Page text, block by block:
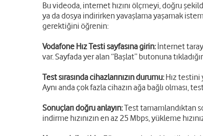
Bu videoda, internet hızını ölçmeyi, doğru
ya da dosya indirirken yavaşlama yaşamak
gerektiğini öğrenin:
Vodafone Hız Testi sayfasına girin:İnternet
var. Sayfada yer alan “Başlat” butonuna
Test sırasında cihazlarınızın durumu:Hız testini
Aynı anda çok fazla cihazın ağa bağlı olması,
Sonuçları doğru anlayın:Test tamamlandıktan
indirme hızınızın en az 25 Mbps, yükleme